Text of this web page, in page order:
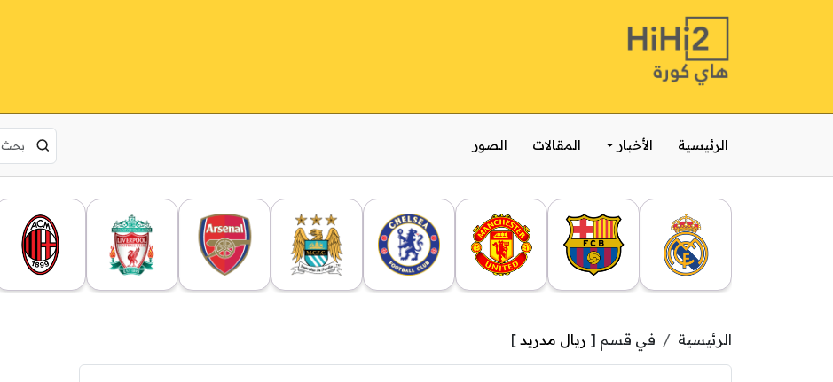
الرئيسية الأخبار المقالات الصور
الرئيسية في قسم [ ريال مدريد ]